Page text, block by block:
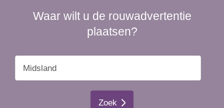
Waar wilt u de rouwadvertentie
plaatsen?
Zoek